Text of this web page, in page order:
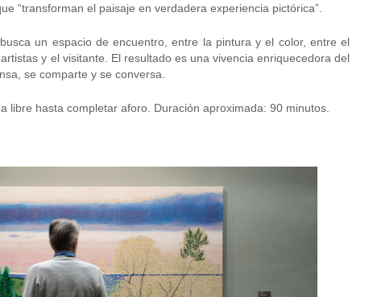
“transforman el paisaje en verdadera experiencia pictórica”.
un espacio de encuentro, entre la pintura y el color, entre el
y el visitante. El resultado es una vivencia enriquecedora del
se comparte y se conversa.
libre hasta completar aforo. Duración aproximada: 90 minutos.